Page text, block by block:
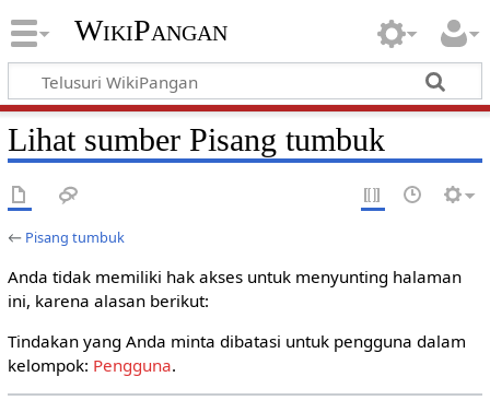
WikiPangan
Lihat sumber Pisang tumbuk
← Pisang tumbuk
Anda tidak memiliki hak akses untuk menyunting halaman
ini, karena alasan berikut:
Tindakan yang Anda minta dibatasi untuk pengguna dalam
kelompok: Pengguna.